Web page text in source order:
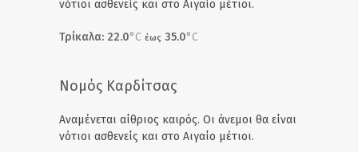
νότιοι ασθενείς και στο Αιγαίο μέτιοι.
Τρίκαλα: 22.0°C έως 35.0°C
Νομός Καρδίτσας
Αναμένεται αίθριος καιρός. Οι άνεμοι θα είναι
νότιοι ασθενείς και στο Αιγαίο μέτιοι.